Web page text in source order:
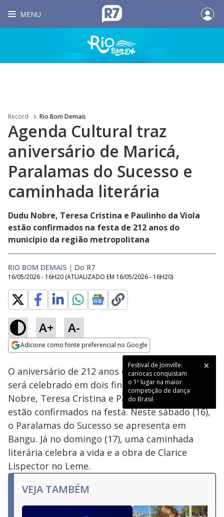
MENU
Record Rio Bom Demais
Agenda Cultural traz
aniversário de Maricá,
Paralamas do Sucesso e
caminhada literária
Dudu Nobre, Teresa Cristina e Paulinho da Viola
estão confirmados na festa de 212 anos do
município da região metropolitana
RIO BOM DEMAIS | Do R7
16/05/2026 - 16H20 (ATUALIZADO EM 16/05/2026 - 16H20)
A+ A-
Adicione como fonte preferencial no Google
Ativar
75.81%
O aniversário de 212 anos da cidade de Maricá
será celebrado em dois finais de semana. Dudu
Nobre, Teresa Cristina e Paulinho da Viola
estão confirmados na festa. Neste sábado (16),
o Paralamas do Sucesso se apresenta em
Bangu. Já no domingo (17), uma caminhada
literária celebra a vida e a obra de Clarice
Lispector no Leme.
VEJA TAMBÉM